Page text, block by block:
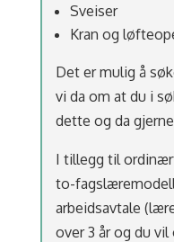
Sveiser
Kran og
Det er mulig å
vi da om at du i
dette og da
I tillegg til
to-
arbeidsavtale
over 3 år og du vil